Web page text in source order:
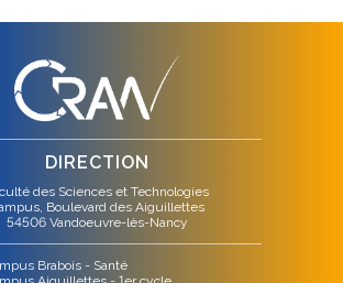
DIRECTION
des Sciences et Technologies
Boulevard des Aiguillettes
54506 Vandoeuvre-lès-Nancy
Brabois - Santé